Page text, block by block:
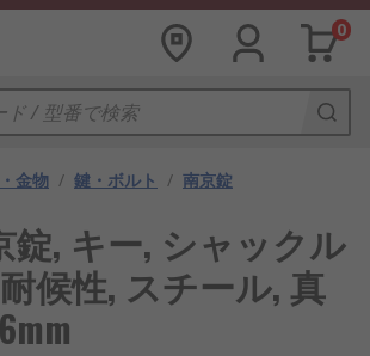
0
金物 / 鍵・ボルト / 南京錠
錠, キー, シャックル
候性, スチール, 真